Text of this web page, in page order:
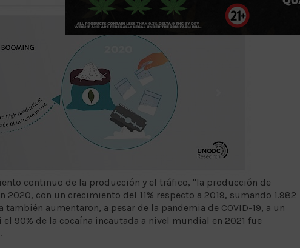
continuo de la producción y el tráfico, "la producción de
con un crecimiento del 11% respecto a 2019, sumando 1.982
aumentaron, a pesar de la pandemia de COVID-19, a un
el 90% de la cocaína incautada a nivel mundial en 2021 fue